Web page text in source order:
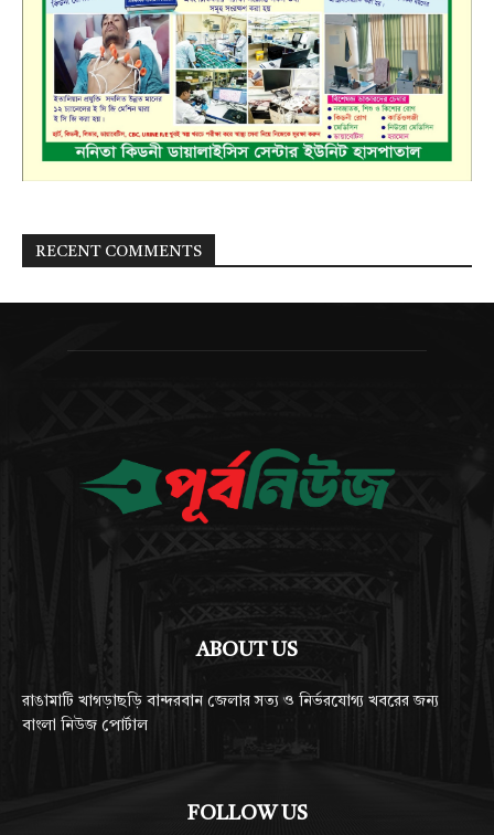
RECENT COMMENTS
ABOUT US
রাঙামাটি খাগড়াছড়ি বান্দরবান জেলার সত্য ও নির্ভরযোগ্য খবরের জন্য
বাংলা নিউজ পোর্টাল
FOLLOW US